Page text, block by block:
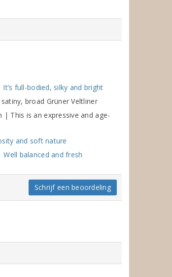
full-bodied, silky and bright
broad Grüner Veltliner
| This is an expressive and age-
and soft nature
balanced and fresh
Schrijf een beoordeling